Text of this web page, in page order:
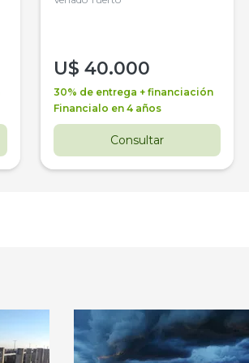
U$ 40.000
30% de entrega + financiación
Financialo en 4 años
Consultar